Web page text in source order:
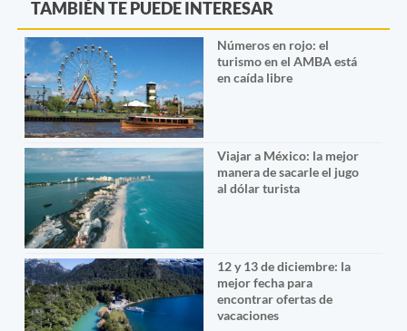
TAMBIÉN TE PUEDE INTERESAR
Números en rojo: el
turismo en el AMBA está
en caída libre
Viajar a México: la mejor
manera de sacarle el jugo
al dólar turista
12 y 13 de diciembre: la
mejor fecha para
encontrar ofertas de
vacaciones